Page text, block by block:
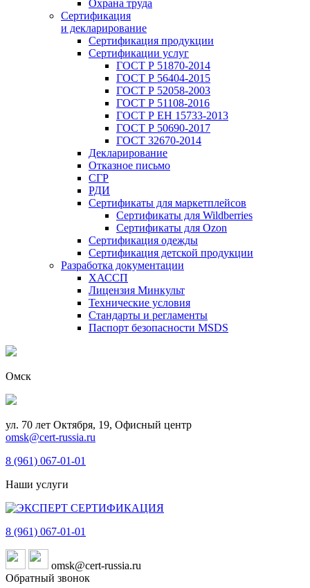
Охрана труда
Сертификация
и декларирование
Сертификация продукции
Сертификации услуг
ГОСТ Р 51870-2014
ГОСТ Р 56404-2015
ГОСТ Р 52058-2003
ГОСТ Р 51108-2016
ГОСТ Р ЕН 15733-2013
ГОСТ Р 50690-2017
ГОСТ 32670-2014
Декларирование
Отказное письмо
СГР
РДИ
Сертификаты для маркетплейсов
Сертификаты для Wildberries
Сертификаты для Ozon
Сертификация одежды
Сертификация детской продукции
Разработка документации
ХАССП
Лицензия Минкульт
Технические условия
Стандарты и регламенты
Паспорт безопасности MSDS
Омск
ул. 70 лет Октября, 19, Офисный центр
omsk@cert-russia.ru
8 (961) 067-01-01
Наши услуги
8 (961) 067-01-01
omsk@cert-russia.ru
Обратный звонок